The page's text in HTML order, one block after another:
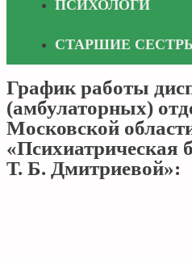
ПСИХОЛОГИ
СТАРШИЕ
График работы
(амбулаторных)
Московской
«Психиатрическая
Т. Б. Дмитриевой»: